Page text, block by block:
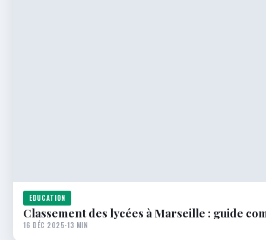
EDUCATION
Classement des lycées à Marseille : guide
16 DÉC 2025·13 MIN